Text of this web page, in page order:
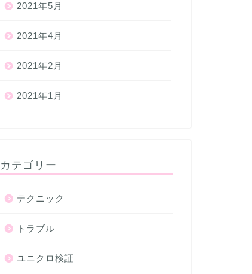
2021年5月
2021年4月
2021年2月
2021年1月
カテゴリー
テクニック
トラブル
ユニクロ検証